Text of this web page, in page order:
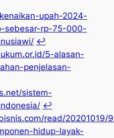
upah-2024-
sebesar-rp-75-000-
↩︎
5-alasan-
penjelasan-
sistem-
↩︎
read/20201019/
hidup-layak-